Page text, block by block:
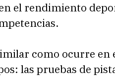
el rendimiento
como ocurre en
las pruebas de